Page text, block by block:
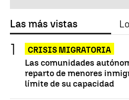
Las más vistas
CRISIS MIGRATORIA
Las comunidades
reparto de menores
límite de su capacidad